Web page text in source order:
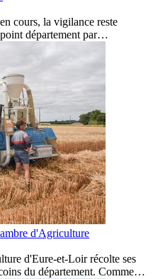
cours, la vigilance reste
département par…
d'Agriculture
d'Eure-et-Loir récolte ses
du département. Comme…